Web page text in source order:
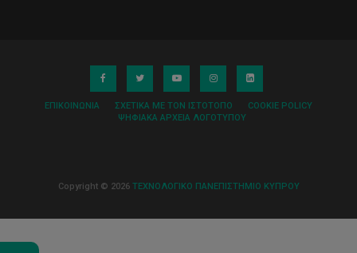
ΕΠΙΚΟΙΝΩΝΊΑ ΣΧΕΤΙΚΆ ΜΕ ΤΟΝ ΙΣΤΌΤΟΠΟ
COOKIE POLICY
ΨΗΦΙΑΚΆ ΑΡΧΕΊΑ ΛΟΓΌΤΥΠΟΥ
Copyright © 2026 ΤΕΧΝΟΛΟΓΙΚΟ ΠΑΝΕΠΙΣΤΗΜΙΟ ΚΥΠΡΟΥ